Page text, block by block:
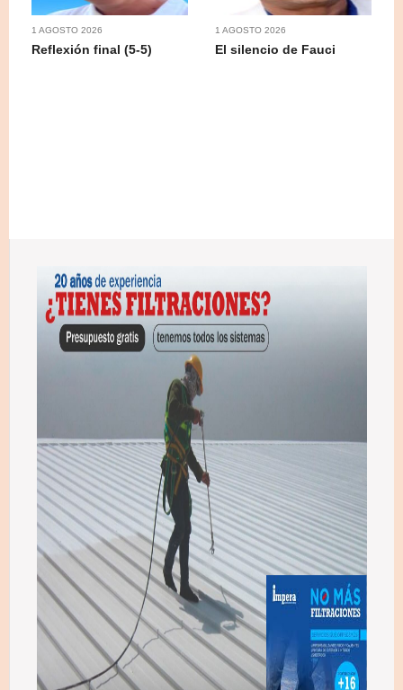
1 AGOSTO 2026
Reflexión final (5-5)
1 AGOSTO 2026
El silencio de Fauci